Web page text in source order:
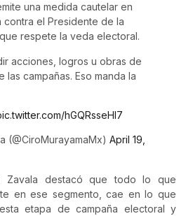
una medida cautelar en
contra el Presidente de la
respete la veda electoral.
acciones, logros u obras de
las campañas. Eso manda la
hGQRsseHI7
(@CiroMurayamaMx) April 19,
Zavala destacó que todo lo que
en ese segmento, cae en lo que
etapa de campaña electoral y